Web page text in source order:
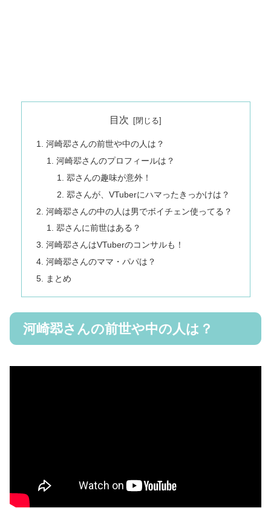
目次
河崎翆さんの前世や中の人は？
河崎翆さんのプロフィールは？
翆さんの趣味が意外！
翆さんが、VTuberにハマったきっかけは？
河崎翆さんの中の人は男でボイチェン使ってる？
翆さんに前世はある？
河崎翆さんはVTuberのコンサルも！
河崎翆さんのママ・パパは？
まとめ
河崎翆さんの前世や中の人は？